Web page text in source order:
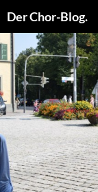
Der Chor-Blog.
INHALT
SPRINGEN